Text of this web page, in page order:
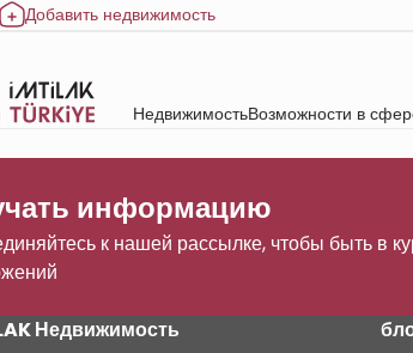
Добавить недвижимость
НедвижимостьВозможности в
информацию
к нашей рассылке, чтобы быть в
Недвижимость